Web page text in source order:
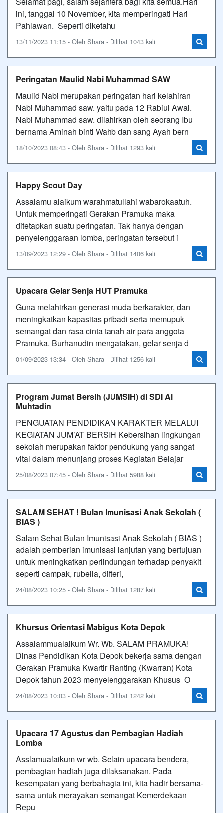
ini, tanggal 10 November, kita memperingati Hari
Pahlawan. Seperti diketahu
13/11/2023 11:15 - Oleh Shara - Dilihat 1043 kali
Peringatan Maulid Nabi Muhammad SAW
Maulid Nabi merupakan peringatan hari kelahiran
Nabi Muhammad saw. yaitu pada 12 Rabiul Awal.
Nabi Muhammad saw. dilahirkan oleh seorang Ibu
bernama Aminah binti Wahb dan sang Ayah bern
18/10/2023 08:43 - Oleh Shara - Dilihat 1293 kali
Happy Scout Day
Assalamu alaikum warahmatullahi wabarokaatuh.
Untuk memperingati Gerakan Pramuka maka
ditetapkan suatu peringatan. Tak hanya dengan
penyelenggaraan lomba, peringatan tersebut i
13/09/2023 12:29 - Oleh Shara - Dilihat 1406 kali
Upacara Gelar Senja HUT Pramuka
Guna melahirkan generasi muda berkarakter, dan
meningkatkan kapasitas pribadi serta memupuk
semangat dan rasa cinta tanah air para anggota
Pramuka. Burhanudin mengatakan, gelar senja d
01/09/2023 13:34 - Oleh Shara - Dilihat 1256 kali
Program Jumat Bersih (JUMSIH) di SDI Al
Muhtadin
PENGUATAN PENDIDIKAN KARAKTER MELALUI
KEGIATAN JUM’AT BERSIH Kebersihan lingkungan
sekolah merupakan faktor pendukung yang sangat
vital dalam menunjang proses Kegiatan Belajar
25/08/2023 07:45 - Oleh Shara - Dilihat 5988 kali
SALAM SEHAT ! Bulan Imunisasi Anak Sekolah (
BIAS )
Salam Sehat Bulan Imunisasi Anak Sekolah ( BIAS )
adalah pemberian imunisasi lanjutan yang bertujuan
untuk meningkatkan perlindungan terhadap penyakit
seperti campak, rubella, difteri,
24/08/2023 10:25 - Oleh Shara - Dilihat 1287 kali
Khursus Orientasi Mabigus Kota Depok
Assalammualaikum Wr. Wb. SALAM PRAMUKA!
Dinas Pendidikan Kota Depok bekerja sama dengan
Gerakan Pramuka Kwartir Ranting (Kwarran) Kota
Depok tahun 2023 menyelenggarakan Khusus O
24/08/2023 10:03 - Oleh Shara - Dilihat 1242 kali
Upacara 17 Agustus dan Pembagian Hadiah
Lomba
Asslamualaikum wr wb. Selain upacara bendera,
pembagian hadiah juga dilaksanakan. Pada
kesempatan yang berbahagia ini, kita hadir bersama-
sama untuk merayakan semangat Kemerdekaan
Repu